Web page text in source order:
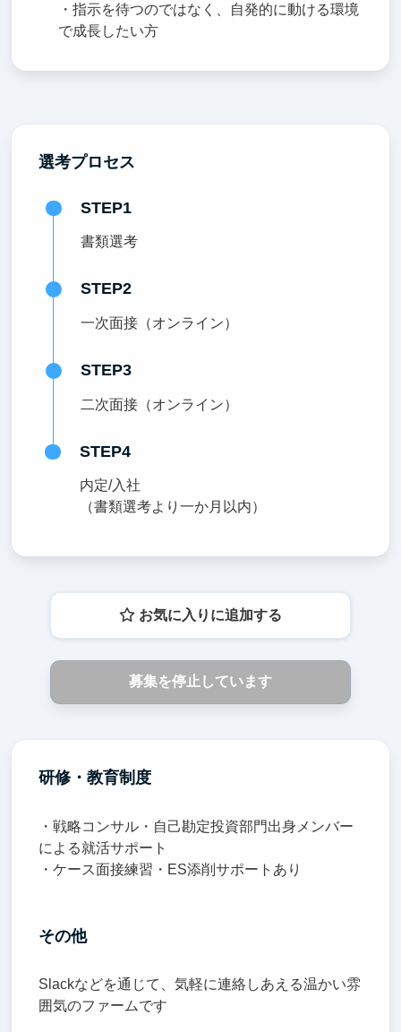
・指示を待つのではなく、自発的に動ける環境
で成長したい方
選考プロセス
STEP1
書類選考
STEP2
一次面接（オンライン）
STEP3
二次面接（オンライン）
STEP4
内定/入社
（書類選考より一か月以内）
お気に入りに追加する
募集を停止しています
研修・教育制度
・戦略コンサル・自己勘定投資部門出身メンバー
による就活サポート
・ケース面接練習・ES添削サポートあり
その他
Slackなどを通じて、気軽に連絡しあえる温かい雰
囲気のファームです